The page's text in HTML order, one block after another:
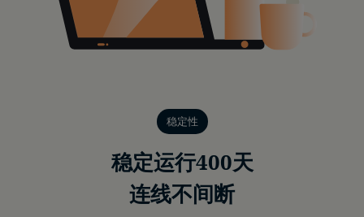
稳定性
稳定运行400天
连线不间断